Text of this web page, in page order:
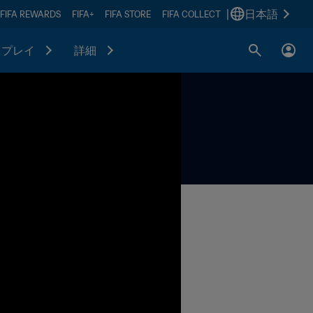
FIFA REWARDS FIFA+ FIFA STORE FIFA COLLECT 日本語
プレイ 詳細